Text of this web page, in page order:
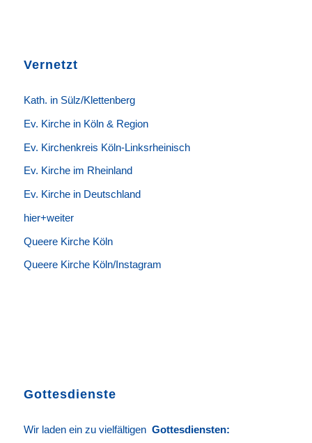
Vernetzt
Kath. in Sülz/Klettenberg
Ev. Kirche in Köln & Region
Ev. Kirchenkreis Köln-Linksrheinisch
Ev. Kirche im Rheinland
Ev. Kirche in Deutschland
hier+weiter
Queere Kirche Köln
Queere Kirche Köln/Instagram
Gottesdienste
Wir laden ein zu vielfältigen Gottesdiensten: